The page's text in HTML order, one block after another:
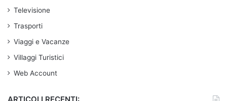
Televisione
Trasporti
Viaggi e Vacanze
Villaggi Turistici
Web Account